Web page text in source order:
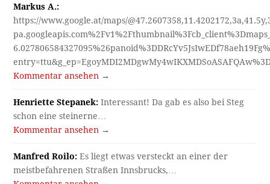
Markus A.:
https://www.google.at/maps/
Kommentar ansehen →
Henriette Stepanek: Interessant! Da gab es also bei Steg
schon eine steinerne…
Kommentar ansehen →
Manfred Roilo: Es liegt etwas versteckt an einer der
meistbefahrenen Straßen Innsbrucks,…